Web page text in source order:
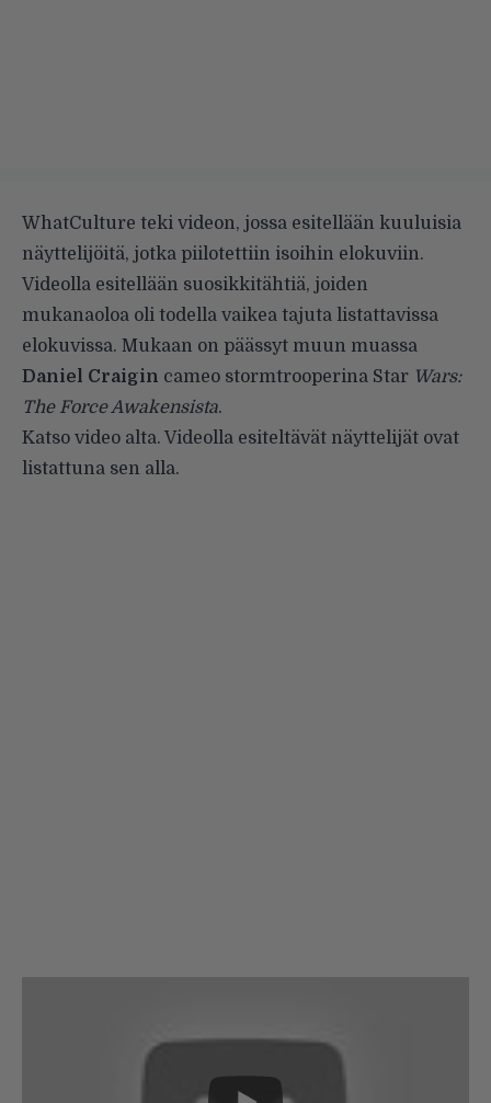
WhatCulture teki videon, jossa esitellään kuuluisia
näyttelijöitä, jotka piilotettiin isoihin elokuviin.
Videolla esitellään suosikkitähtiä, joiden
mukanaoloa oli todella vaikea tajuta listattavissa
elokuvissa. Mukaan on päässyt muun muassa
Daniel Craigin cameo stormtrooperina Star Wars:
The Force Awakensista.
Katso video alta. Videolla esiteltävät näyttelijät ovat
listattuna sen alla.